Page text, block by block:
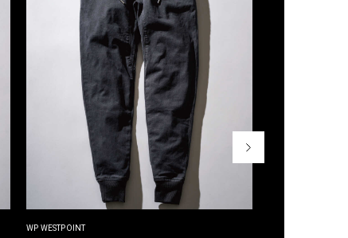
WP WESTPOINT